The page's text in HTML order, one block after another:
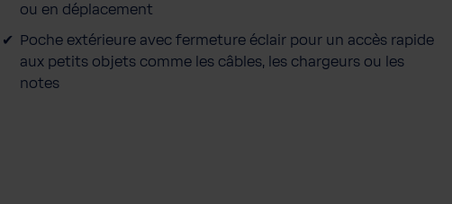
ou en déplacement
Poche extérieure avec fermeture éclair pour un accès rapide
aux petits objets comme les câbles, les chargeurs ou les
notes